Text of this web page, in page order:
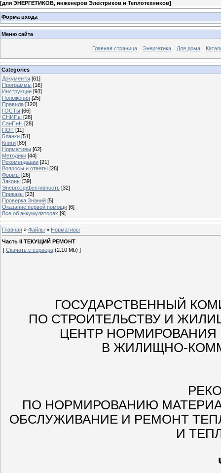
[для ЭНЕРГЕТИКОВ, инженеров Электриков и Теплотехников]
Форма входа
Меню сайта
Главная страница Энергетика Для дома
Categories
Документы [61]
Программы [16]
Инструкции [93]
Положения [25]
Правила [120]
ГОСТы [66]
СНИПы [28]
СанПиН [28]
ПОТ [11]
Бланки [51]
Книги [89]
Нормативы [62]
Методики [44]
Рекомендации [21]
Вопросы и ответы [28]
Формы [26]
Законы [39]
Энергоэффективность [32]
Приказы [23]
Проверка Знаний [5]
Оказание первой помощи [6]
Все об аккумуляторах [9]
Главная » Файлы » Нормативы
Часть II ТЕКУЩИЙ РЕМОНТ
[ Скачать с сервера (2.10 Mb) ]
ГОСУДАРСТВЕННЫЙ
ПО СТРОИТЕЛЬСТВУ И
ЦЕНТР
В ЖИЛИЩНО-
ПО НОРМИРОВАНИЮ
ОБСЛУЖИВАНИЕ И РЕМОНТ
И